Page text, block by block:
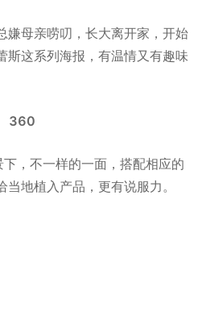
嫌母亲唠叨，长大离开家，开始
斯这系列海报，有温情又有趣味
360
，不一样的一面，搭配相应的
地植入产品，更有说服力。